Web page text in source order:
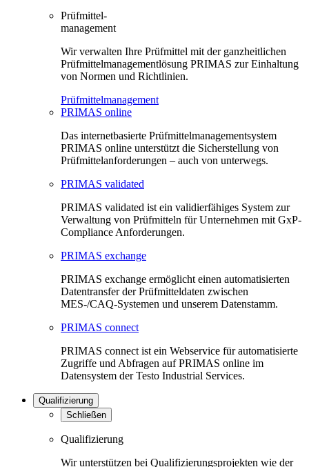
Prüfmittel-
management
Wir verwalten Ihre Prüfmittel mit der ganzheitlichen
Prüfmittelmanagementlösung PRIMAS zur Einhaltung
von Normen und Richtlinien.
Prüfmittelmanagement
PRIMAS online
Das internetbasierte Prüfmittelmanagementsystem
PRIMAS online unterstützt die Sicherstellung von
Prüfmittelanforderungen – auch von unterwegs.
PRIMAS validated
PRIMAS validated ist ein validierfähiges System zur
Verwaltung von Prüfmitteln für Unternehmen mit GxP-
Compliance Anforderungen.
PRIMAS exchange
PRIMAS exchange ermöglicht einen automatisierten
Datentransfer der Prüfmitteldaten zwischen
MES-/CAQ-Systemen und unserem Datenstamm.
PRIMAS connect
PRIMAS connect ist ein Webservice für automatisierte
Zugriffe und Abfragen auf PRIMAS online im
Datensystem der Testo Industrial Services.
Qualifizierung
Schließen
Qualifizierung
Wir unterstützen bei Qualifizierungsprojekten wie der